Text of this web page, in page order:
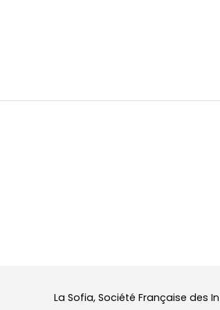
La Sofia, Société Française des